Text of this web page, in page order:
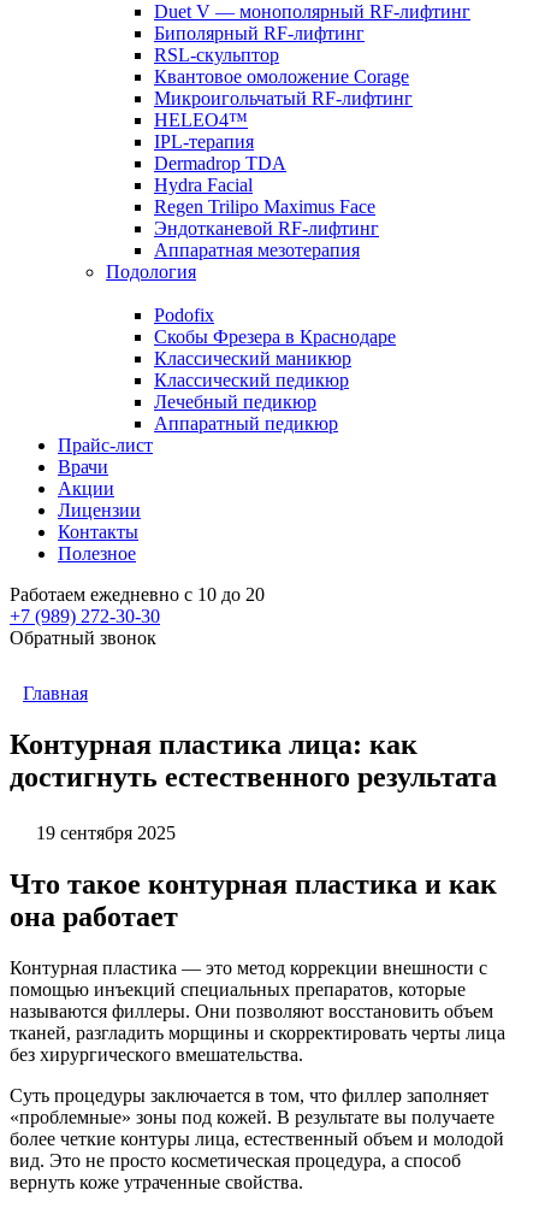
Duet V — монополярный RF-лифтинг
Биполярный RF-лифтинг
RSL-скульптор
Квантовое омоложение Corage
Микроигольчатый RF-лифтинг
HELEO4™
IPL-терапия
Dermadrop TDA
Hydra Facial
Regen Trilipo Maximus Face
Эндотканевой RF-лифтинг
Аппаратная мезотерапия
Подология
Podofix
Скобы Фрезера в Краснодаре
Классический маникюр
Классический педикюр
Лечебный педикюр
Аппаратный педикюр
Прайс-лист
Врачи
Акции
Лицензии
Контакты
Полезное
Работаем ежедневно с 10 до 20
+7 (989) 272-30-30
Обратный звонок
Главная
Контурная пластика лица: как
достигнуть естественного результата
19 сентября 2025
Что такое контурная пластика и как
она работает
Контурная пластика — это метод коррекции внешности с
помощью инъекций специальных препаратов, которые
называются филлеры. Они позволяют восстановить объем
тканей, разгладить морщины и скорректировать черты лица
без хирургического вмешательства.
Суть процедуры заключается в том, что филлер заполняет
«проблемные» зоны под кожей. В результате вы получаете
более четкие контуры лица, естественный объем и молодой
вид. Это не просто косметическая процедура, а способ
вернуть коже утраченные свойства.